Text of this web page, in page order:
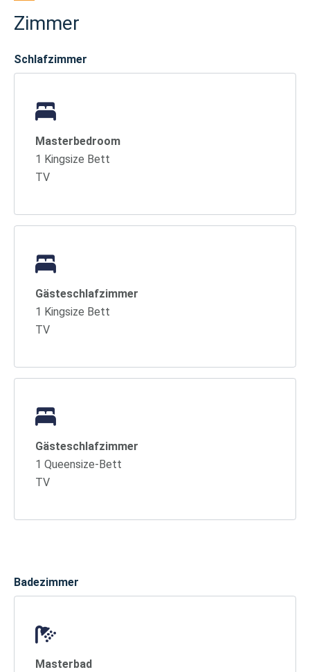
Zimmer
Schlafzimmer
Masterbedroom
1 Kingsize Bett
TV
Gästeschlafzimmer
1 Kingsize Bett
TV
Gästeschlafzimmer
1 Queensize-Bett
TV
Badezimmer
Masterbad